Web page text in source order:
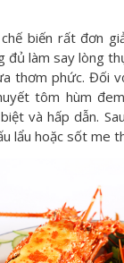
biến rất đơn
đủ làm say lòng
thơm phức. Đối
tôm hùm
và hấp dẫn.
lẩu hoặc sốt me